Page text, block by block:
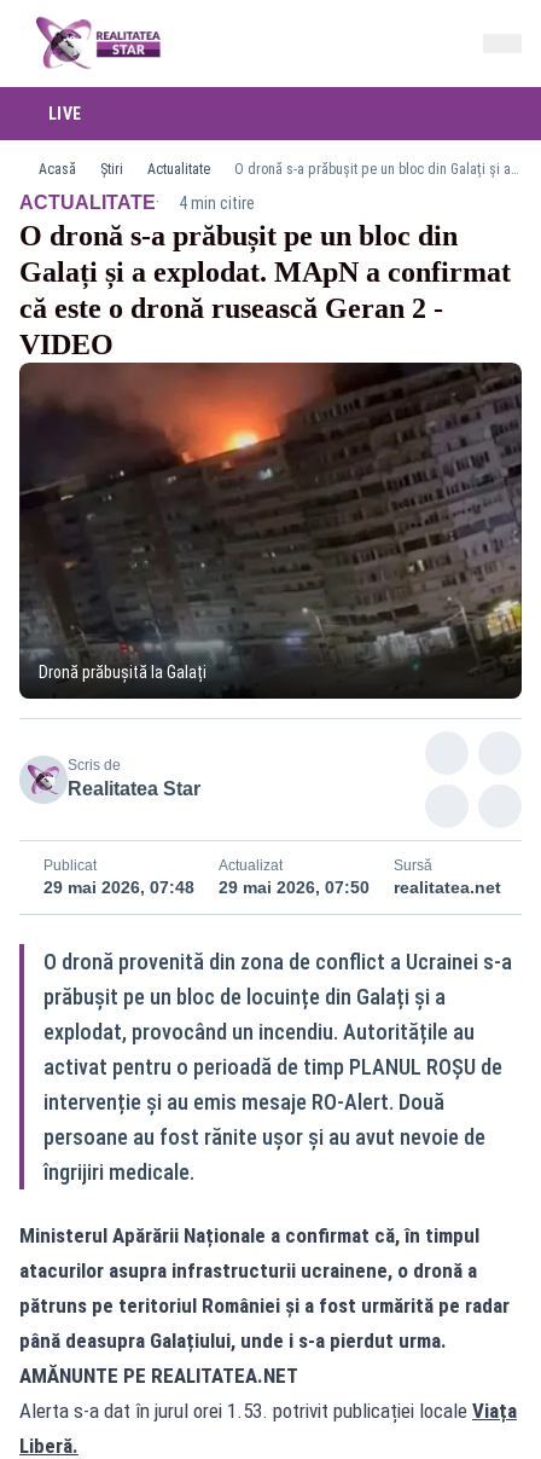
LIVE
Acasă Știri Actualitate O dronă s-a prăbușit pe un bloc din Galați și a explodat. MApN a confirmat că este o dronă rusească Geran 2 - VIDEO
ACTUALITATE· 4 min citire
O dronă s-a prăbușit pe un bloc din
Galați și a explodat. MApN a confirmat
că este o dronă rusească Geran 2 -
VIDEO
Dronă prăbușită la Galați
Scris de
Realitatea Star
Publicat
29 mai 2026, 07:48
Actualizat
29 mai 2026, 07:50
Sursă
realitatea.net
O dronă provenită din zona de conflict a Ucrainei s-a
prăbușit pe un bloc de locuințe din Galați și a
explodat, provocând un incendiu. Autoritățile au
activat pentru o perioadă de timp PLANUL ROȘU de
intervenție și au emis mesaje RO-Alert. Două
persoane au fost rănite ușor și au avut nevoie de
îngrijiri medicale.
Ministerul Apărării Naționale a confirmat că, în timpul
atacurilor asupra infrastructurii ucrainene, o dronă a
pătruns pe teritoriul României și a fost urmărită pe radar
până deasupra Galațiului, unde i s-a pierdut urma.
AMĂNUNTE PE REALITATEA.NET
Alerta s-a dat în jurul orei 1.53. potrivit publicației locale Viața
Liberă.